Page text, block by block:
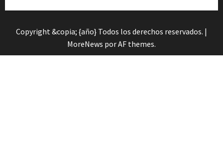
Copyright &copia; {año} Todos los derechos reservados. |
MoreNews por AF themes.